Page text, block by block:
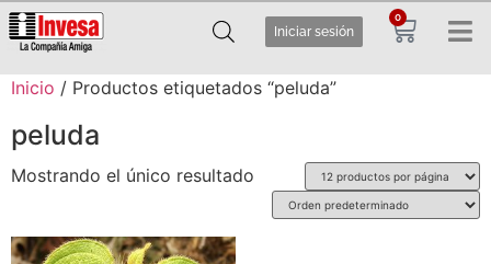
Iniciar sesión
0
Inicio / Productos etiquetados “peluda”
peluda
Mostrando el único resultado